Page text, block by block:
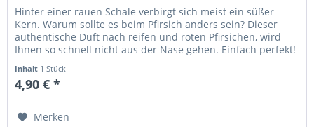
Hinter einer rauen Schale verbirgt sich meist ein süßer
Kern. Warum sollte es beim Pfirsich anders sein? Dieser
authentische Duft nach reifen und roten Pfirsichen, wird
Ihnen so schnell nicht aus der Nase gehen. Einfach perfekt!
Inhalt 1 Stück
4,90 € *
Merken